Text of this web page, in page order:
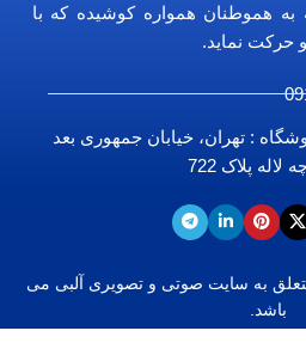
به هموطنان همواره کوشیده که با
حرکت نماید.
: تهران، خیابان جمهوری بعد
پلاک 722
به سایت صوتی و تصویری آلبی می
باشد.